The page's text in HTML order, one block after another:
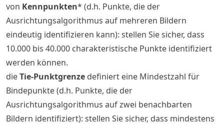
von Kennpunkten* (d.h. Punkte, die der
Ausrichtungsalgorithmus auf mehreren Bildern
eindeutig identifizieren kann): stellen Sie sicher, dass
10.000 bis 40.000 charakteristische Punkte identifiziert
werden können.
dieTie-Punktgrenze definiert eine Mindestzahl für
Bindepunkte (d.h. Punkte, die der
Ausrichtungsalgorithmus auf zwei benachbarten
Bildern identifiziert): stellen Sie sicher, dass mindestens